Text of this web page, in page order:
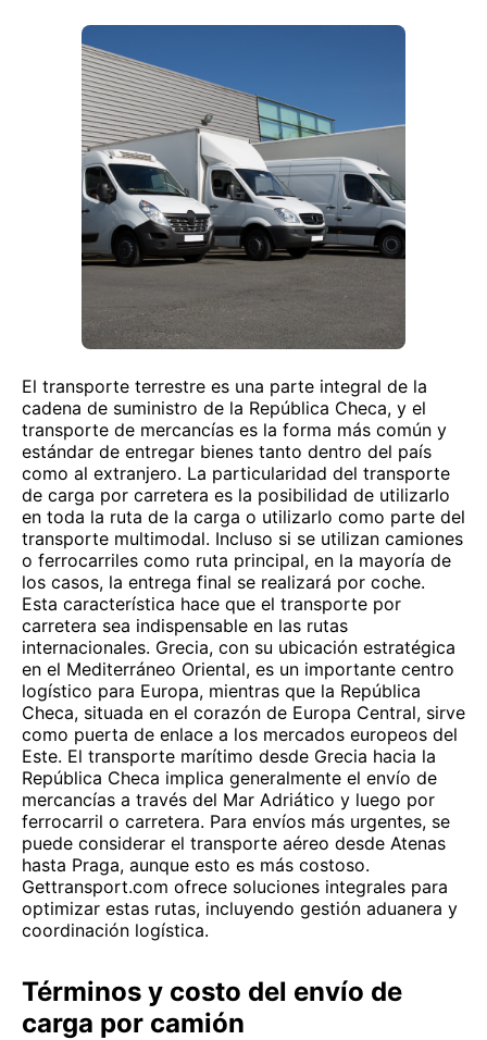
El transporte terrestre es una parte integral de la
cadena de suministro de la República Checa, y el
transporte de mercancías es la forma más común y
estándar de entregar bienes tanto dentro del país
como al extranjero. La particularidad del transporte
de carga por carretera es la posibilidad de utilizarlo
en toda la ruta de la carga o utilizarlo como parte del
transporte multimodal. Incluso si se utilizan camiones
o ferrocarriles como ruta principal, en la mayoría de
los casos, la entrega final se realizará por coche.
Esta característica hace que el transporte por
carretera sea indispensable en las rutas
internacionales. Grecia, con su ubicación estratégica
en el Mediterráneo Oriental, es un importante centro
logístico para Europa, mientras que la República
Checa, situada en el corazón de Europa Central, sirve
como puerta de enlace a los mercados europeos del
Este. El transporte marítimo desde Grecia hacia la
República Checa implica generalmente el envío de
mercancías a través del Mar Adriático y luego por
ferrocarril o carretera. Para envíos más urgentes, se
puede considerar el transporte aéreo desde Atenas
hasta Praga, aunque esto es más costoso.
Gettransport.com ofrece soluciones integrales para
optimizar estas rutas, incluyendo gestión aduanera y
coordinación logística.
Términos y costo del envío de
carga por camión